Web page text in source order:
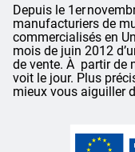
Depuis le 1er
manufacturiers de
commercialisés en
mois de juin 2012
de vente. À partir de
voit le jour. Plus
mieux vous aiguiller